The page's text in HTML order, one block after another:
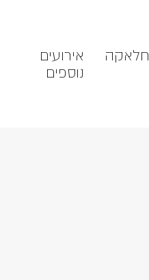
חלאקה
אירועים
נוספים